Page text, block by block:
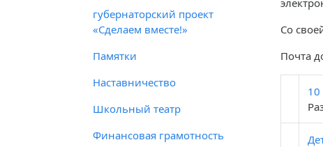
губернаторский проект
«Сделаем вместе!»
Памятки
Наставничество
Школьный театр
Финансовая грамотность
Со
Почта
10